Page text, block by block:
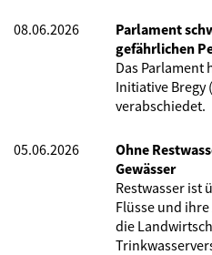
08.06.2026
Parlament
gefährlichen
Das Parlament
Initiative Bregy
verabschiedet.
05.06.2026
Ohne
Gewässer
Restwasser ist
Flüsse und
die